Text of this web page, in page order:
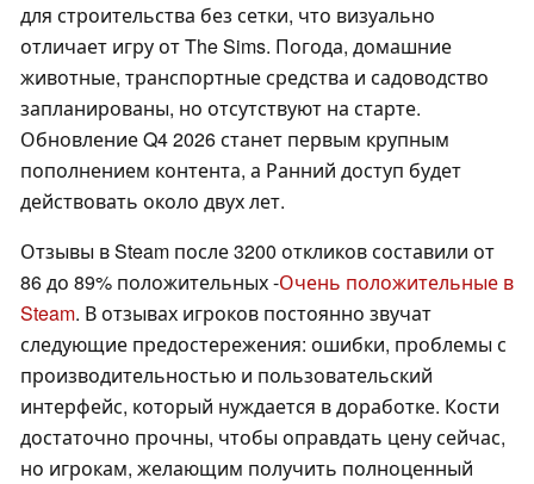
для строительства без сетки, что визуально
отличает игру от The Sims. Погода, домашние
животные, транспортные средства и садоводство
запланированы, но отсутствуют на старте.
Обновление Q4 2026 станет первым крупным
пополнением контента, а Ранний доступ будет
действовать около двух лет.
Отзывы в Steam после 3200 откликов составили от
86 до 89% положительных -Очень положительные в
Steam. В отзывах игроков постоянно звучат
следующие предостережения: ошибки, проблемы с
производительностью и пользовательский
интерфейс, который нуждается в доработке. Кости
достаточно прочны, чтобы оправдать цену сейчас,
но игрокам, желающим получить полноценный